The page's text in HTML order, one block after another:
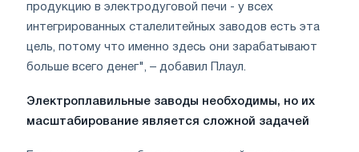
продукцию в электродуговой печи - у всех
интегрированных сталелитейных заводов есть эта
цель, потому что именно здесь они зарабатывают
больше всего денег", – добавил Плаул.
Электроплавильные заводы необходимы, но их
масштабирование является сложной задачей